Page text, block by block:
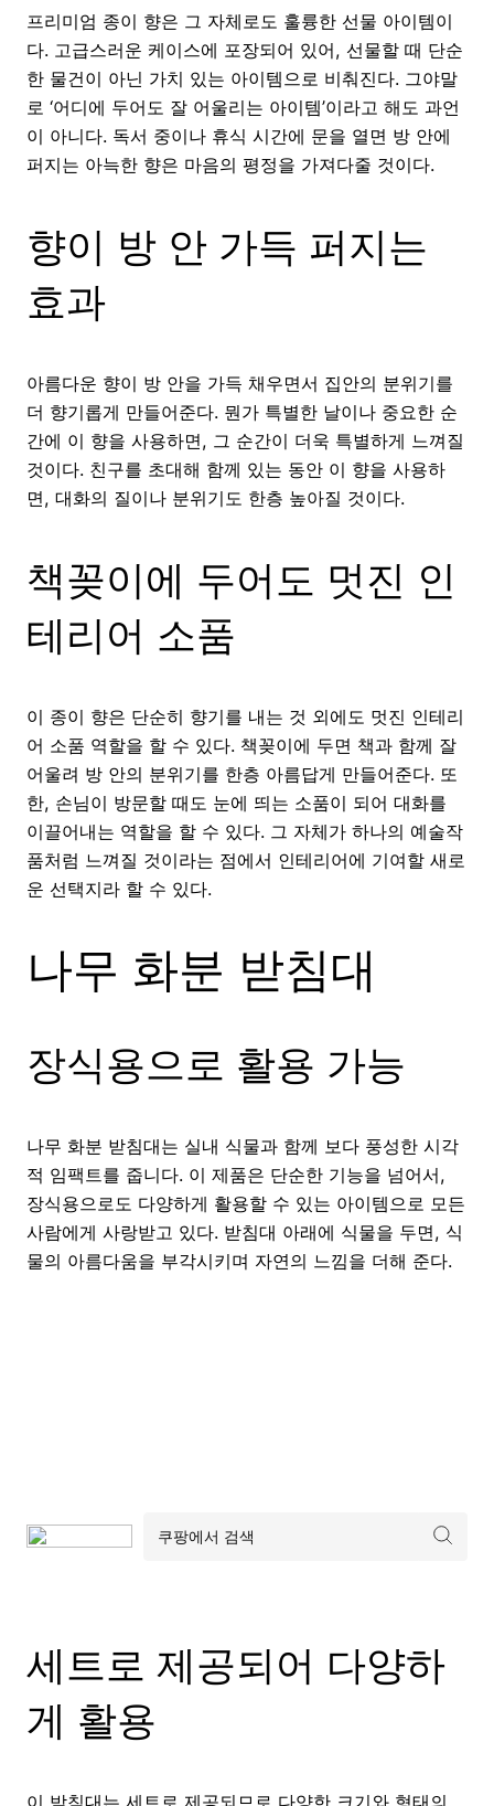
프리미엄 종이 향은 그 자체로도 훌륭한 선물 아이템이
다. 고급스러운 케이스에 포장되어 있어, 선물할 때 단순
한 물건이 아닌 가치 있는 아이템으로 비춰진다. 그야말
로 ‘어디에 두어도 잘 어울리는 아이템’이라고 해도 과언
이 아니다. 독서 중이나 휴식 시간에 문을 열면 방 안에
퍼지는 아늑한 향은 마음의 평정을 가져다줄 것이다.
향이 방 안 가득 퍼지는
효과
아름다운 향이 방 안을 가득 채우면서 집안의 분위기를
더 향기롭게 만들어준다. 뭔가 특별한 날이나 중요한 순
간에 이 향을 사용하면, 그 순간이 더욱 특별하게 느껴질
것이다. 친구를 초대해 함께 있는 동안 이 향을 사용하
면, 대화의 질이나 분위기도 한층 높아질 것이다.
책꽂이에 두어도 멋진 인
테리어 소품
이 종이 향은 단순히 향기를 내는 것 외에도 멋진 인테리
어 소품 역할을 할 수 있다. 책꽂이에 두면 책과 함께 잘
어울려 방 안의 분위기를 한층 아름답게 만들어준다. 또
한, 손님이 방문할 때도 눈에 띄는 소품이 되어 대화를
이끌어내는 역할을 할 수 있다. 그 자체가 하나의 예술작
품처럼 느껴질 것이라는 점에서 인테리어에 기여할 새로
운 선택지라 할 수 있다.
나무 화분 받침대
장식용으로 활용 가능
나무 화분 받침대는 실내 식물과 함께 보다 풍성한 시각
적 임팩트를 줍니다. 이 제품은 단순한 기능을 넘어서,
장식용으로도 다양하게 활용할 수 있는 아이템으로 모든
사람에게 사랑받고 있다. 받침대 아래에 식물을 두면, 식
물의 아름다움을 부각시키며 자연의 느낌을 더해 준다.
세트로 제공되어 다양하
게 활용